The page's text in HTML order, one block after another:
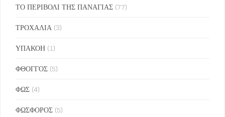
ΤΟ ΠΕΡΙΒΟΛΙ ΤΗΣ ΠΑΝΑΓΙΑΣ (77)
ΤΡΟΧΑΛΙΑ (3)
ΥΠΑΚΟΗ (1)
ΦΘΟΓΓΟΣ (5)
ΦΩΣ (4)
ΦΩΣΦΟΡΟΣ (5)